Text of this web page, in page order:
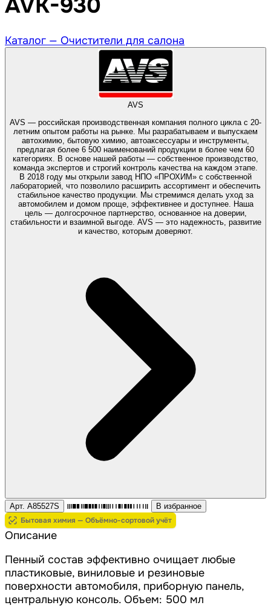
AVK-930
Каталог — Очистители для салона
AVS
AVS — российская производственная компания полного цикла с 20-
летним опытом работы на рынке. Мы разрабатываем и выпускаем
автохимию, бытовую химию, автоаксессуары и инструменты,
предлагая более 6 500 наименований продукции в более чем 60
категориях. В основе нашей работы — собственное производство,
команда экспертов и строгий контроль качества на каждом этапе.
В 2018 году мы открыли завод НПО «ПРОХИМ» с собственной
лабораторией, что позволило расширить ассортимент и обеспечить
стабильное качество продукции. Мы стремимся делать уход за
автомобилем и домом проще, эффективнее и доступнее. Наша
цель — долгосрочное партнерство, основанное на доверии,
стабильности и взаимной выгоде. AVS — это надежность, развитие
и качество, которым доверяют.
Арт. A85527S В избранное
Бытовая химия — Объёмно-сортовой учёт
Описание
Пенный состав эффективно очищает любые
пластиковые, виниловые и резиновые
поверхности автомобиля, приборную панель,
центральную консоль. Объем: 500 мл